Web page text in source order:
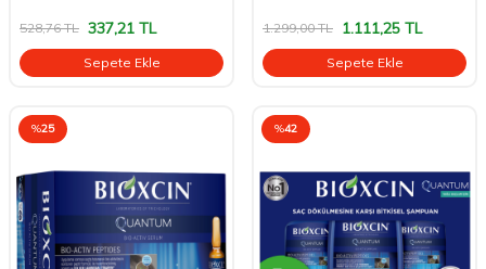
528,76TL 337,21 TL
Sepete Ekle
1.299,00TL 1.111,25 TL
Sepete Ekle
%25 %42